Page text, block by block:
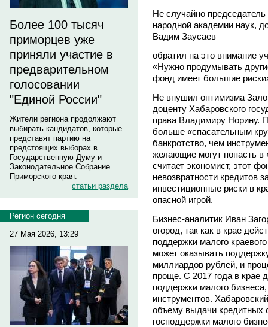
Более 100 тысяч
приморцев уже
приняли участие в
предварительном
голосовании
"Единой России"
Жители региона продолжают
выбирать кандидатов, которые
представят партию на
предстоящих выборах в
Государственную Думу и
Законодательное Собрание
Приморского края.
статьи раздела
Регион сегодня
27 Мая 2026, 13:29
Не случайно председатель
народной академии наук,
Вадим Заусаев
обратил на это внимание
«Нужно продумывать
фонд имеет большие
Не внушил оптимизма
доценту Хабаровского
права Владимиру Норину.
больше «спасательным
банкротство, чем
желающие могут попасть в
считает экономист, этот
невозвратности кредитов
инвестиционные риски в
опасной игрой.
Бизнес-аналитик Иван
огород, так как в крае
поддержки малого
может оказывать
миллиардов рублей, и
проще. С 2017 года в крае
поддержки малого
инструментов.
объему выдачи кредитных
господдержки малого